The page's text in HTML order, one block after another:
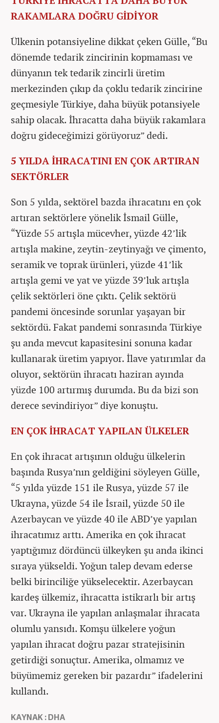
RAKAMLARA DOĞRU GİDİYOR
Ülkenin potansiyeline dikkat çeken Gülle, “Bu
dönemde tedarik zincirinin kopmaması ve
dünyanın tek tedarik zincirli üretim
merkezinden çıkıp da çoklu tedarik zincirine
geçmesiyle Türkiye, daha büyük potansiyele
sahip olacak. İhracatta daha büyük rakamlara
doğru gideceğimizi görüyoruz” dedi.
5 YILDA İHRACATINI EN ÇOK ARTIRAN
SEKTÖRLER
Son 5 yılda, sektörel bazda ihracatını en çok
artıran sektörlere yönelik İsmail Gülle,
“Yüzde 55 artışla mücevher, yüzde 42’lik
artışla makine, zeytin-zeytinyağı ve çimento,
seramik ve toprak ürünleri, yüzde 41’lik
artışla gemi ve yat ve yüzde 39’luk artışla
çelik sektörleri öne çıktı. Çelik sektörü
pandemi öncesinde sorunlar yaşayan bir
sektördü. Fakat pandemi sonrasında Türkiye
şu anda mevcut kapasitesini sonuna kadar
kullanarak üretim yapıyor. İlave yatırımlar da
oluyor, sektörün ihracatı haziran ayında
yüzde 100 artırmış durumda. Bu da bizi son
derece sevindiriyor” diye konuştu.
EN ÇOK İHRACAT YAPILAN ÜLKELER
En çok ihracat artışının olduğu ülkelerin
başında Rusya’nın geldiğini söyleyen Gülle,
“5 yılda yüzde 151 ile Rusya, yüzde 57 ile
Ukrayna, yüzde 54 ile İsrail, yüzde 50 ile
Azerbaycan ve yüzde 40 ile ABD’ye yapılan
ihracatımız arttı. Amerika en çok ihracat
yaptığımız dördüncü ülkeyken şu anda ikinci
sıraya yükseldi. Yoğun talep devam ederse
belki birinciliğe yükselecektir. Azerbaycan
kardeş ülkemiz, ihracatta istikrarlı bir artış
var. Ukrayna ile yapılan anlaşmalar ihracata
olumlu yansıdı. Komşu ülkelere yoğun
yapılan ihracat doğru pazar stratejisinin
getirdiği sonuçtur. Amerika, olmamız ve
büyümemiz gereken bir pazardır” ifadelerini
kullandı.
KAYNAK : DHA